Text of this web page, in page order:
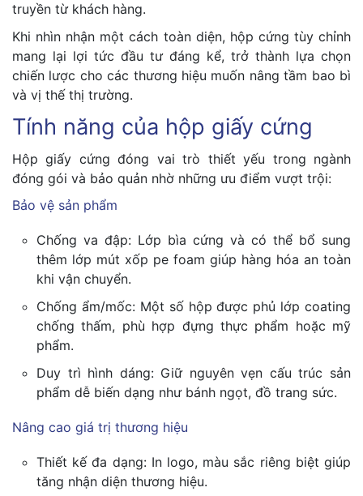
truyền từ khách hàng.
Khi nhìn nhận một cách toàn diện, hộp cứng tùy chỉnh
mang lại lợi tức đầu tư đáng kể, trở thành lựa chọn
chiến lược cho các thương hiệu muốn nâng tầm bao bì
và vị thế thị trường.
Tính năng của hộp giấy cứng
Hộp giấy cứng đóng vai trò thiết yếu trong ngành
đóng gói và bảo quản nhờ những ưu điểm vượt trội:
Bảo vệ sản phẩm
Chống va đập: Lớp bìa cứng và có thể bổ sung
thêm lớp mút xốp pe foam giúp hàng hóa an toàn
khi vận chuyển.
Chống ẩm/mốc: Một số hộp được phủ lớp coating
chống thấm, phù hợp đựng thực phẩm hoặc mỹ
phẩm.
Duy trì hình dáng: Giữ nguyên vẹn cấu trúc sản
phẩm dễ biến dạng như bánh ngọt, đồ trang sức.
Nâng cao giá trị thương hiệu
Thiết kế đa dạng: In logo, màu sắc riêng biệt giúp
tăng nhận diện thương hiệu.